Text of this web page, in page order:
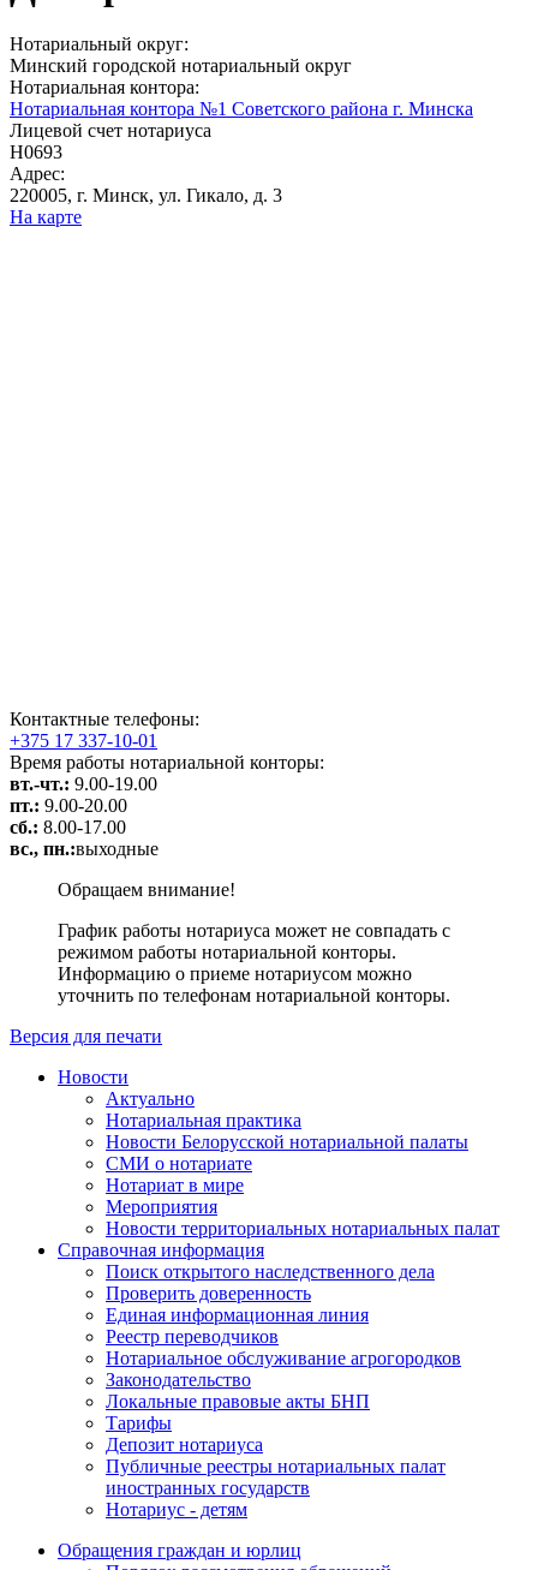
Нотариальный округ:
Минский городской нотариальный округ
Нотариальная контора:
Нотариальная контора №1 Советского района г. Минска
Лицевой счет нотариуса
Н0693
Адрес:
220005, г. Минск, ул. Гикало, д. 3
На карте
Контактные телефоны:
+375 17 337-10-01
Время работы нотариальной конторы:
вт.-чт.: 9.00-19.00
пт.: 9.00-20.00
сб.: 8.00-17.00
вс., пн.:выходные
Обращаем внимание!
График работы нотариуса может не совпадать с
режимом работы нотариальной конторы.
Информацию о приеме нотариусом можно
уточнить по телефонам нотариальной конторы.
Версия для печати
Новости
Актуально
Нотариальная практика
Новости Белорусской нотариальной палаты
СМИ о нотариате
Нотариат в мире
Мероприятия
Новости территориальных нотариальных палат
Справочная информация
Поиск открытого наследственного дела
Проверить доверенность
Единая информационная линия
Реестр переводчиков
Нотариальное обслуживание агрогородков
Законодательство
Локальные правовые акты БНП
Тарифы
Депозит нотариуса
Публичные реестры нотариальных палат
иностранных государств
Нотариус - детям
Обращения граждан и юрлиц